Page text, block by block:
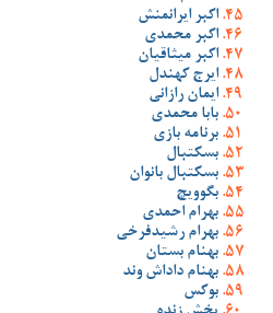
اکبر ایرانمنش
اکبر محمدی
اکبر میثاقیان
ایرج کهندل
ایمان رازانی
بابا محمدی
برنامه بازی
بسکتبال
بسکتبال بانوان
بگوویچ
بهرام احمدی
بهرام رشیدفرخی
بهنام بستان
بهنام داداش وند
بوکس